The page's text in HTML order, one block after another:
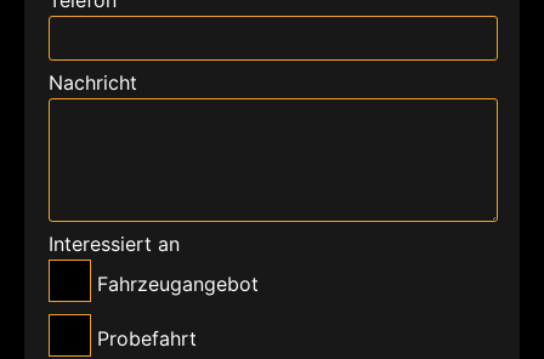
Nachricht
Interessiert an
Fahrzeugangebot
Probefahrt